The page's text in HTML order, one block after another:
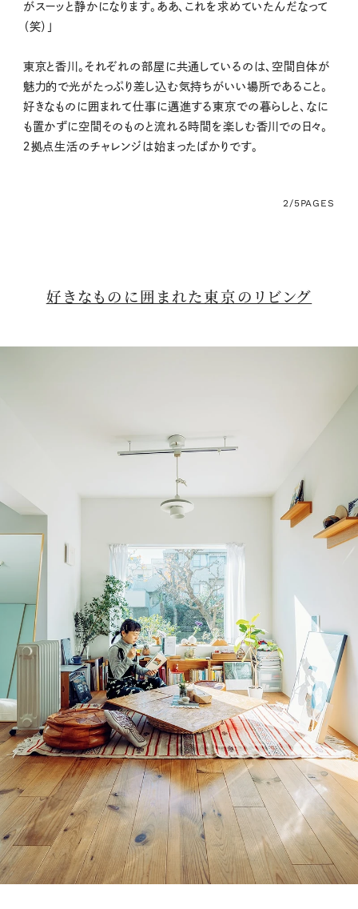
がスーッと静かになります。ああ、これを求めていたんだなって
（笑）」
東京と香川。それぞれの部屋に共通しているのは、空間自体が
魅力的で光がたっぷり差し込む気持ちがいい場所であること。
好きなものに囲まれて仕事に邁進する東京での暮らしと、なに
も置かずに空間そのものと流れる時間を楽しむ香川での日々。
２拠点生活のチャレンジは始まったばかりです。
2/5PAGES
好きなものに囲まれた東京のリビング